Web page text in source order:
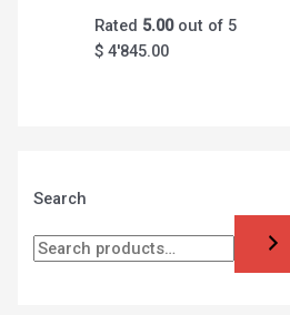
Search
Rated 5.00out of 5
$ 4'845.00